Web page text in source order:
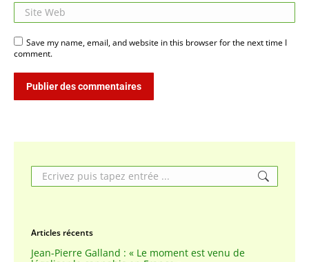
Site Web
Save my name, email, and website in this browser for the next time I
comment.
Publier des commentaires
Search:
Articles récents
Jean-Pierre Galland : « Le moment est venu de